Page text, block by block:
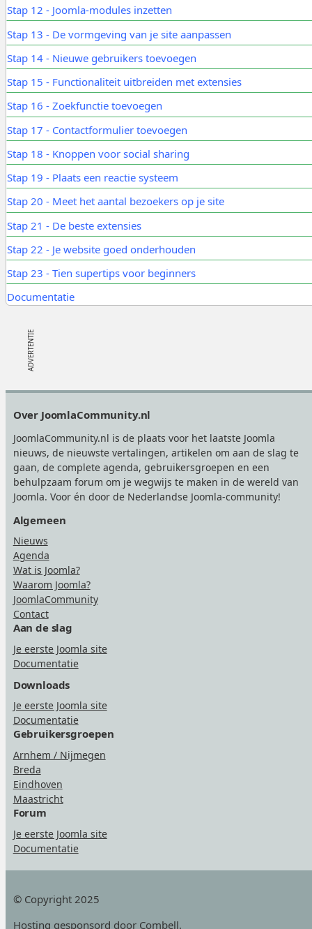
Stap 12 - Joomla-modules inzetten
Stap 13 - De vormgeving van je site aanpassen
Stap 14 - Nieuwe gebruikers toevoegen
Stap 15 - Functionaliteit uitbreiden met extensies
Stap 16 - Zoekfunctie toevoegen
Stap 17 - Contactformulier toevoegen
Stap 18 - Knoppen voor social sharing
Stap 19 - Plaats een reactie systeem
Stap 20 - Meet het aantal bezoekers op je site
Stap 21 - De beste extensies
Stap 22 - Je website goed onderhouden
Stap 23 - Tien supertips voor beginners
Documentatie
Over JoomlaCommunity.nl
JoomlaCommunity.nl is de plaats voor het laatste Joomla
nieuws, de nieuwste vertalingen, artikelen om aan de slag te
gaan, de complete agenda, gebruikersgroepen en een
behulpzaam forum om je wegwijs te maken in de wereld van
Joomla. Voor én door de Nederlandse Joomla-community!
Algemeen
Nieuws
Agenda
Wat is Joomla?
Waarom Joomla?
JoomlaCommunity
Contact
Aan de slag
Je eerste Joomla site
Documentatie
Downloads
Je eerste Joomla site
Documentatie
Gebruikersgroepen
Arnhem / Nijmegen
Breda
Eindhoven
Maastricht
Forum
Je eerste Joomla site
Documentatie
© Copyright 2025
Hosting gesponsord door Combell.